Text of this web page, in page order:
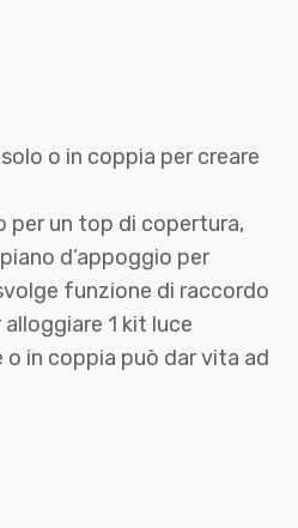
o in coppia per creare
per un top di copertura,
d’appoggio per
funzione di raccordo
1 kit luce
in coppia può dar vita ad